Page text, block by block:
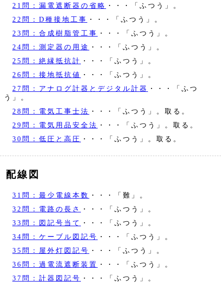
21問：漏電遮断器の省略 ・・・「ふつう」。
22問：D種接地工事 ・・・「ふつう」。
23問：合成樹脂管工事 ・・・「ふつう」。
24問：測定器の用途
・・・「ふつう」。
25問：絶縁抵抗計 ・・・「ふつう」。
26問：接地抵抗値
・・・「ふつう」。
27問：アナログ計器とデジタル計器
・・・「ふつ
う」。
28問：電気工事士法 ・・・「ふつう」。取る。
29問：電気用品安全法 ・・・「ふつう」。取る。
30問：低圧と高圧 ・・・「ふつう」。取る。
配線図
31問：最少電線本数
・・・「難」。
32問：電路の長さ
・・・「ふつう」。
33問：図記号当て
・・・「ふつう」。
34問：ケーブル図記号 ・・・「ふつう」。
35問：屋外灯図記号 ・・・「ふつう」。
36問：過電流遮断装置 ・・・「ふつう」。
37問：計器図記号 ・・・「ふつう」。